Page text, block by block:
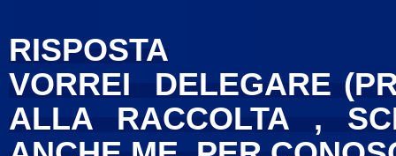
RISPOSTA
VORREI DELEGARE
ALLA RACCOLTA ,